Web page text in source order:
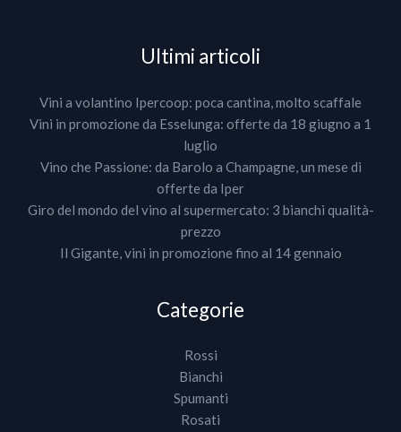
Ultimi articoli
Vini a volantino Ipercoop: poca cantina, molto scaffale
Vini in promozione da Esselunga: offerte da 18 giugno a 1
luglio
Vino che Passione: da Barolo a Champagne, un mese di
offerte da Iper
Giro del mondo del vino al supermercato: 3 bianchi qualità-
prezzo
Il Gigante, vini in promozione fino al 14 gennaio
Categorie
Rossi
Bianchi
Spumanti
Rosati